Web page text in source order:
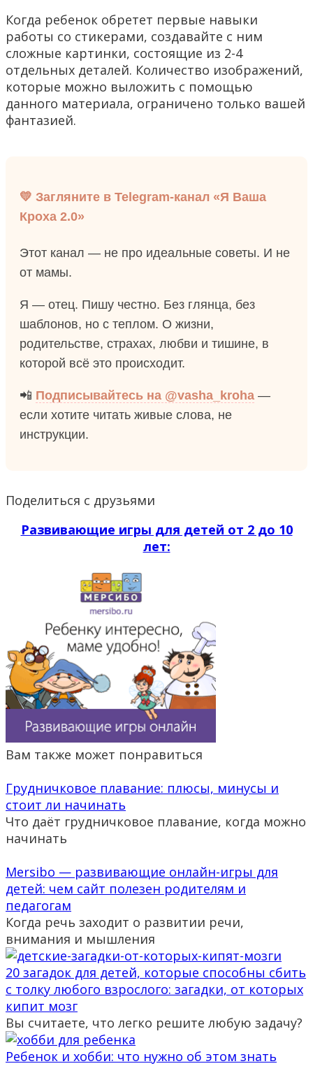
Когда ребенок обретет первые навыки
работы со стикерами, создавайте с ним
сложные картинки, состоящие из 2-4
отдельных деталей. Количество изображений,
которые можно выложить с помощью
данного материала, ограничено только вашей
фантазией.
💛 Загляните в Telegram-канал «Я Ваша
Кроха 2.0»
Этот канал — не про идеальные советы. И не
от мамы.
Я — отец. Пишу честно. Без глянца, без
шаблонов, но с теплом. О жизни,
родительстве, страхах, любви и тишине, в
которой всё это происходит.
📲 Подписывайтесь на @vasha_kroha —
если хотите читать живые слова, не
инструкции.
Поделиться с друзьями
Развивающие игры для детей от 2 до 10
лет:
Вам также может понравиться
Грудничковое плавание: плюсы, минусы и
стоит ли начинать
Что даёт грудничковое плавание, когда можно
начинать
Mersibo — развивающие онлайн-игры для
детей: чем сайт полезен родителям и
педагогам
Когда речь заходит о развитии речи,
внимания и мышления
20 загадок для детей, которые способны сбить
с толку любого взрослого: загадки, от которых
кипит мозг
Вы считаете, что легко решите любую задачу?
Ребенок и хобби: что нужно об этом знать